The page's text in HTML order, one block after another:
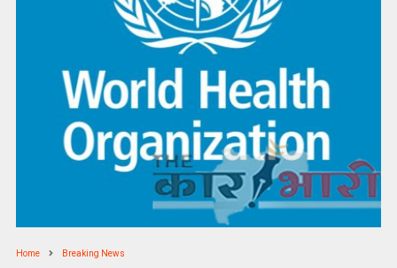
Home Breaking News